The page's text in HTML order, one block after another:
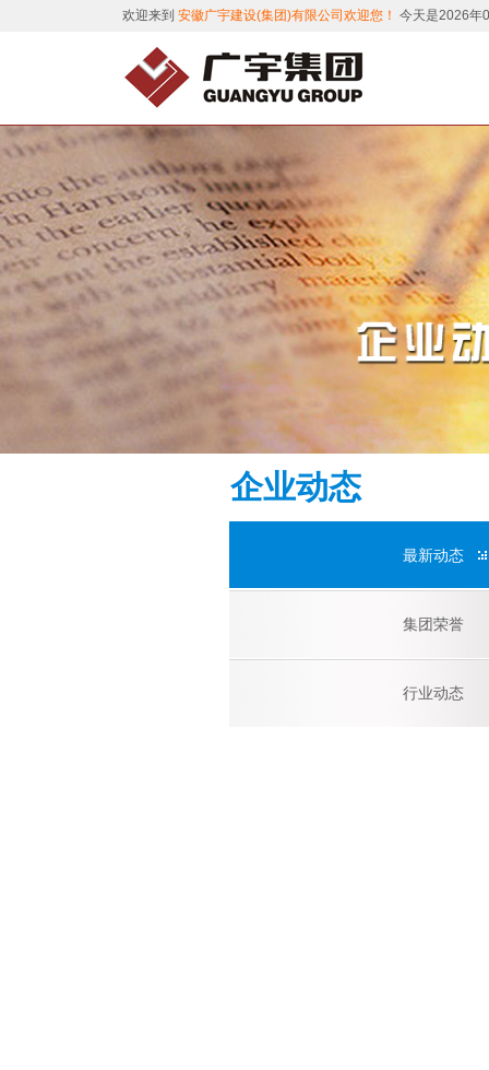
欢迎来到 安徽广宇建设(集团)有限公司欢迎您！ 今天是2026年
企业动态
最新动态
集团荣誉
行业动态